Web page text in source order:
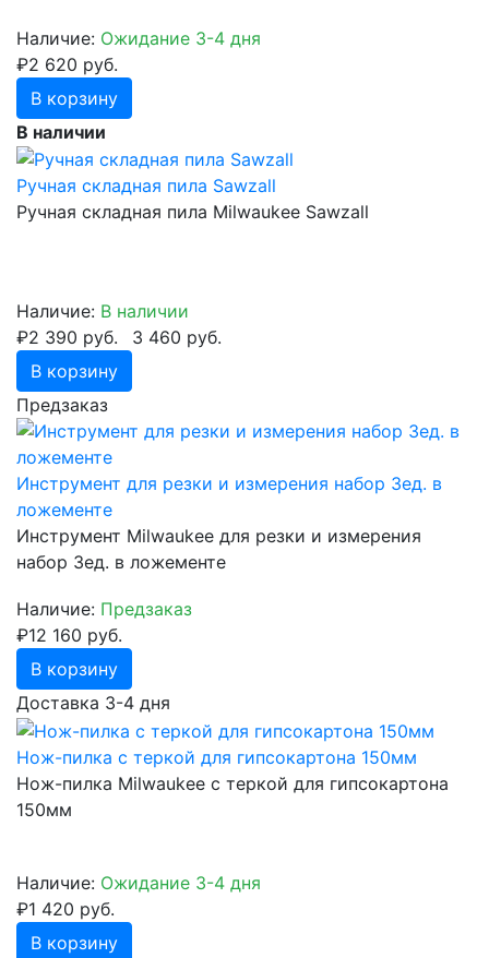
Наличие: Ожидание 3-4 дня
₽2 620 руб.
В корзину
В наличии
Ручная складная пила Sawzall
Ручная складная пила Milwaukee Sawzall
Наличие: В наличии
₽2 390 руб.
3 460 руб.
В корзину
Предзаказ
Инструмент для резки и измерения набор 3ед. в
ложементе
Инструмент Milwaukee для резки и измерения
набор 3ед. в ложементе
Наличие: Предзаказ
₽12 160 руб.
В корзину
Доставка 3-4 дня
Нож-пилка c теркой для гипсокартона 150мм
Нож-пилка Milwaukee c теркой для гипсокартона
150мм
Наличие: Ожидание 3-4 дня
₽1 420 руб.
В корзину